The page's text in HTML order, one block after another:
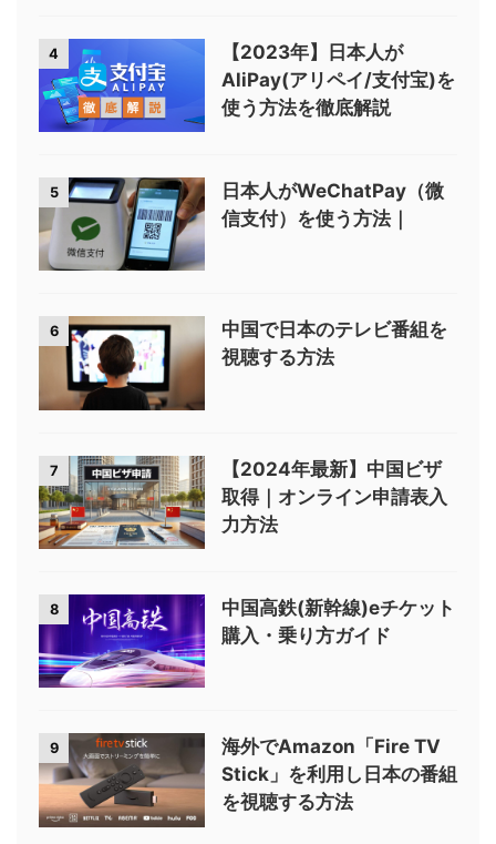
4
【2023年】日本人が
AliPay(アリペイ/支付宝)を
使う方法を徹底解説
5
日本人がWeChatPay（微
信支付）を使う方法｜
6
中国で日本のテレビ番組を
視聴する方法
7
【2024年最新】中国ビザ
取得｜オンライン申請表入
力方法
8
中国高鉄(新幹線)eチケット
購入・乗り方ガイド
9
海外でAmazon「Fire TV
Stick」を利用し日本の番組
を視聴する方法